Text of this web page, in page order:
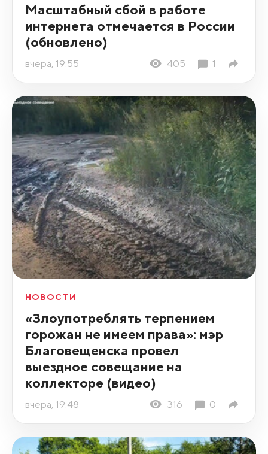
Масштабный сбой в работе
интернета отмечается в России
(обновлено)
вчера, 19:55 405 1
НОВОСТИ
«Злоупотреблять терпением
горожан не имеем права»: мэр
Благовещенска провел
выездное совещание на
коллекторе (видео)
вчера, 19:48 316 0